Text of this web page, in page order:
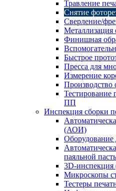
Травление
Снятие
Сверление/
Металлизация
Финишная
Быстрое
Пресса для
Измерение
Производство
Тестирование
ПП
Инспекция сборки
(АОИ)
Оборудование
паяльной
3D-
Микроскопы
Тестеры